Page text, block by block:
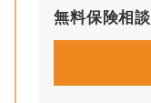
無料保険相